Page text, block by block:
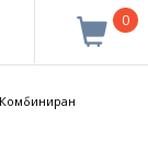
0
Комбиниран